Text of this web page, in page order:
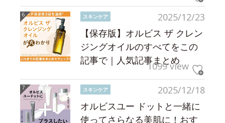
2025/12/23
スキンケア
【保存版】オルビス ザ クレン
ジングオイルのすべてをこの
記事で｜人気記事まとめ
1099 view
2025/12/18
スキンケア
オルビスユー ドットと一緒に
使ってさらなる美肌に！おす